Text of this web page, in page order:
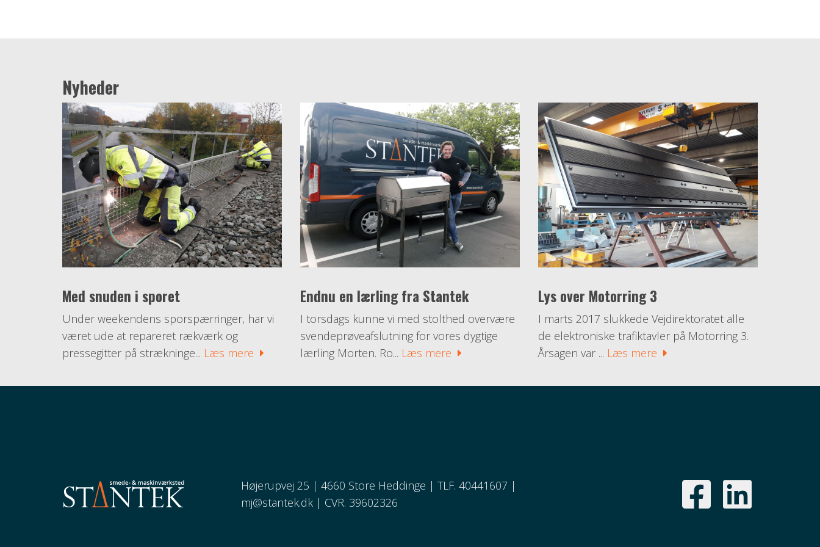
Nyheder
Med snuden i sporet
Under weekendens sporspærringer, har vi
været ude at repareret rækværk og
pressegitter på strækninge... Læs mere
Endnu en lærling fra Stantek
I torsdags kunne vi med stolthed overvære
svendeprøveafslutning for vores dygtige
lærling Morten. Ro... Læs mere
Lys over Motorring 3
I marts 2017 slukkede Vejdirektoratet alle
de elektroniske trafiktavler på Motorring 3.
Årsagen var ... Læs mere
Højerupvej 25 | 4660 Store Heddinge | TLF. 40441607 |
mj@stantek.dk| CVR. 39602326